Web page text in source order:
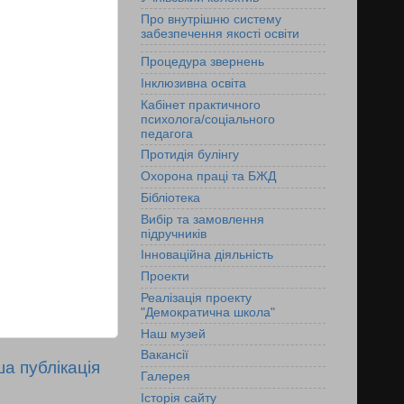
публікація
Про внутрішню систему
забезпечення якості освіти
Процедура звернень
Інклюзивна освіта
Кабінет практичного
психолога/соціального
педагога
Протидія булінгу
Охорона праці та БЖД
Бібліотека
Вибір та замовлення
підручників
Інноваційна діяльність
Проекти
Реалізація проекту
"Демократична школа"
Наш музей
Ваканcії
Галерея
Історія сайту